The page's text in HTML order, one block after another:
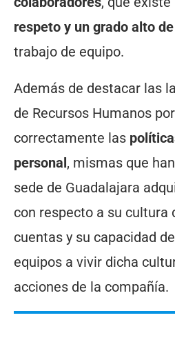
respeto y un grado alto
trabajo de equipo.
Además de destacar las
de Recursos Humanos
correctamente las
personal, mismas que
sede de Guadalajara
con respecto a su cultura
cuentas y su capacidad
equipos a vivir dicha
acciones de la compañía.